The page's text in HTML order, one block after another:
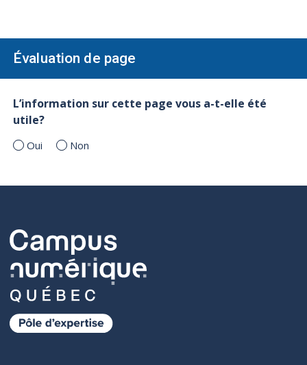
Évaluation de page
L’information sur cette page vous a-t-elle été
utile?
Oui Non